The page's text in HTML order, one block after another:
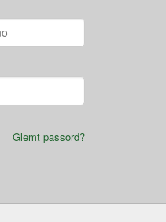
Glemt passord?